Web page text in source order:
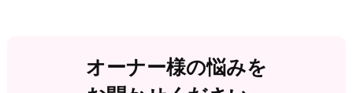
オーナー様の悩みを